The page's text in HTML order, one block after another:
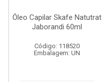
Óleo Capilar Skafe Natutrat
Jaborandi 60ml
Código: 118520
Embalagem: UN